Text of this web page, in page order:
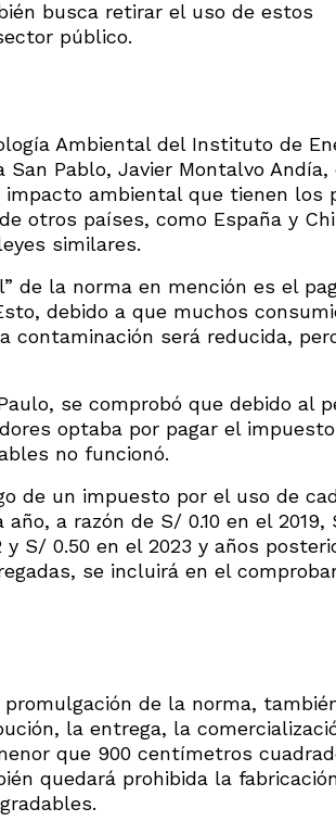
busca retirar el uso de estos
público.
Ambiental del Instituto de
San Pablo, Javier Montalvo Andía,
ambiental que tienen los
otros países, como España y
similares.
de la norma en mención es el
debido a que muchos
contaminación será reducida,
se comprobó que debido al
optaba por pagar el
no funcionó.
de un impuesto por el uso de
a razón de S/ 0.10 en el 2019,
S/ 0.50 en el 2023 y años
se incluirá en el
de la norma,
la entrega, la
que 900 centímetros
quedará prohibida la